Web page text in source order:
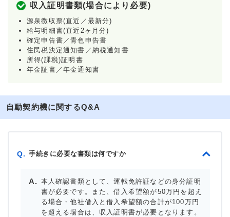
収入証明書類(場合により必要)
源泉徴収票(直近／最新分)
給与明細書(直近2ヶ月分)
確定申告書／青色申告書
住民税決定通知書／納税通知書
所得(課税)証明書
年金証書／年金通知書
自動契約機に関するQ&A
Q. 手続きに必要な書類は何ですか
本人確認書類として、運転免許証などの身分証明
書が必要です。また、借入希望額が50万円を超え
る場合・他社借入と借入希望額の合計が100万円
を超える場合は、収入証明書が必要となります。